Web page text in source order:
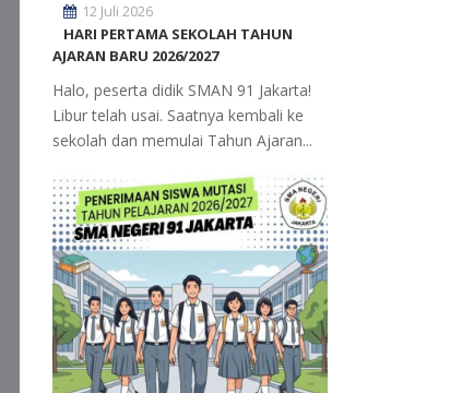
12 Juli 2026
HARI PERTAMA SEKOLAH TAHUN
AJARAN BARU 2026/2027
Halo, peserta didik SMAN 91 Jakarta!
Libur telah usai. Saatnya kembali ke
sekolah dan memulai Tahun Ajaran...